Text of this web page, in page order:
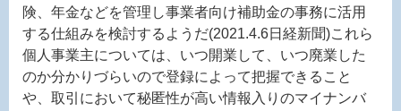
険、年金などを管理し事業者向け補助金の事務に活用
する仕組みを検討するようだ(2021.4.6日経新聞)これら
個人事業主については、いつ開業して、いつ廃業した
のか分かりづらいので登録によって把握できること
や、取引において秘匿性が高い情報入りのマイナンバ